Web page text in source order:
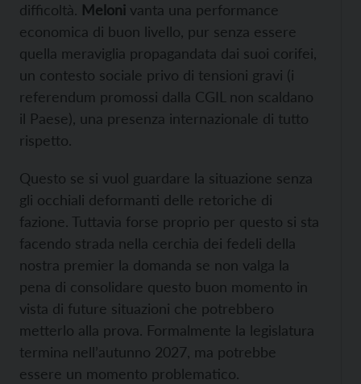
difficoltà. Meloni vanta una performance
economica di buon livello, pur senza essere
quella meraviglia propagandata dai suoi corifei,
un contesto sociale privo di tensioni gravi (i
referendum promossi dalla CGIL non scaldano
il Paese), una presenza internazionale di tutto
rispetto.
Questo se si vuol guardare la situazione senza
gli occhiali deformanti delle retoriche di
fazione. Tuttavia forse proprio per questo si sta
facendo strada nella cerchia dei fedeli della
nostra premier la domanda se non valga la
pena di consolidare questo buon momento in
vista di future situazioni che potrebbero
metterlo alla prova. Formalmente la legislatura
termina nell’autunno 2027, ma potrebbe
essere un momento problematico.